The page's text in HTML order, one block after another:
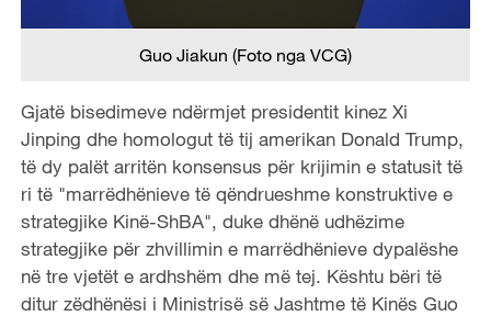
Guo Jiakun (Foto nga VCG)
Gjatë bisedimeve ndërmjet presidentit kinez Xi
Jinping dhe homologut të tij amerikan Donald Trump,
të dy palët arritën konsensus për krijimin e statusit të
ri të "marrëdhënieve të qëndrueshme konstruktive e
strategjike Kinë-ShBA", duke dhënë udhëzime
strategjike për zhvillimin e marrëdhënieve dypalëshe
në tre vjetët e ardhshëm dhe më tej. Kështu bëri të
ditur zëdhënësi i Ministrisë së Jashtme të Kinës Guo